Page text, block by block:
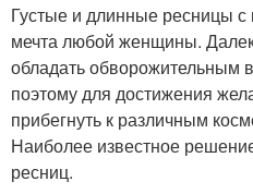
Густые и длинные ресницы
мечта любой женщины.
обладать обворожительным
поэтому для достижения
прибегнуть к различным
Наиболее известное
ресниц.